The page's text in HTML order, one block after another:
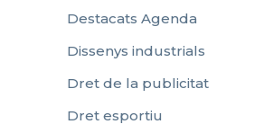
Destacats Agenda
Dissenys industrials
Dret de la publicitat
Dret esportiu